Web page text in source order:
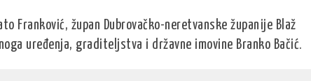
Franković, župan Dubrovačko-neretvanske županije Blaž
uređenja, graditeljstva i državne imovine Branko Bačić.